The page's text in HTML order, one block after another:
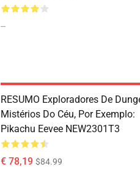
--
RESUMO Exploradores De
Mistérios Do Céu, Por Exemplo:
Pikachu Eevee NEW2301T3
€ 78,19 $84.99